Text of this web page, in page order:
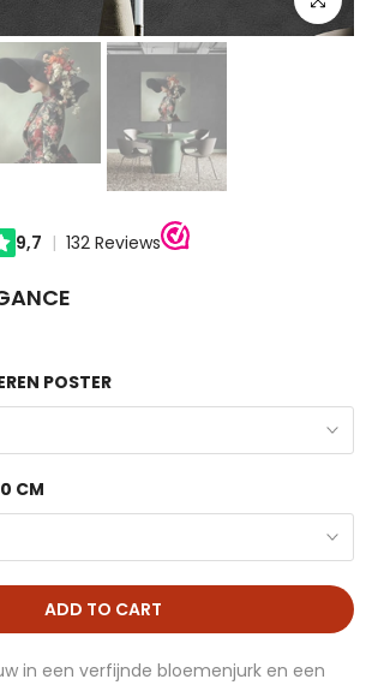
POSTER
CM
ADD TO CART
in een verfijnde bloemenjurk en een